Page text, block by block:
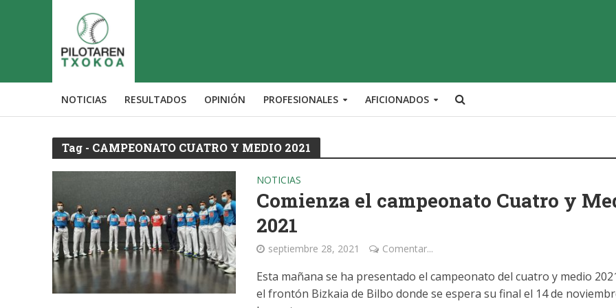
NOTICIAS RESULTADOS OPINIÓN PROFESIONALES AFICIONADOS
Tag - CAMPEONATO CUATRO Y MEDIO 2021
NOTICIAS
Comienza el campeonato Cuatro y
2021
septiembre 28, 2021 Comentar...
Esta mañana se ha presentado el campeonato del cuatro y medio
el frontón Bizkaia de Bilbo donde se espera su final el 14 de